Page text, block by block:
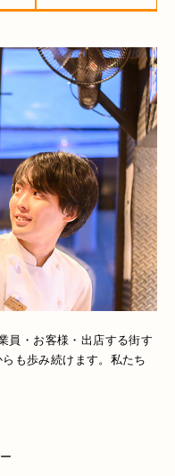
員・お客様・出店する街す
も歩み続けます。私たち